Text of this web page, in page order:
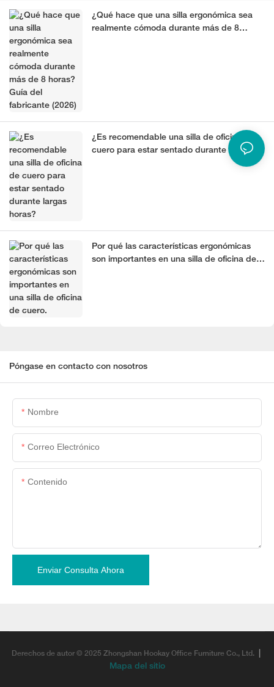
¿Qué hace que una silla ergonómica sea
realmente cómoda durante más de 8
¿Es recomendable una silla de oficina de
cuero para estar sentado durante largas
Por qué las características ergonómicas
son importantes en una silla de oficina de
Póngase en contacto con nosotros
Nombre
Correo Electrónico
Contenido
Enviar Consulta Ahora
Derechos de autor © 2025 Zhongshan Hookay Office Furniture Co., Ltd.
Mapa del sitio